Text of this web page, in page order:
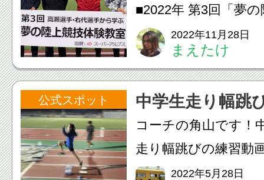
が開催！
■2022年 第3回「夢
室」が開催されまし
26日（土）に八王子
陸上競技場で第3回
験教室」が開催され
「夢の陸上競技体...
2022年11月28日
まえたけ
公式スポット 中学生走り幅跳
コーチの角山です！
走り幅跳びの練習動
走り幅跳びの大会に
2022年5月28日